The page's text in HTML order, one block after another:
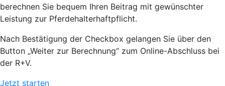
berechnen Sie bequem Ihren Beitrag mit gewünschter
Leistung zur Pferdehalterhaftpflicht.
Nach Bestätigung der Checkbox gelangen Sie über den
Button „Weiter zur Berechnung“ zum Online-Abschluss bei
der R+V.
Jetzt starten